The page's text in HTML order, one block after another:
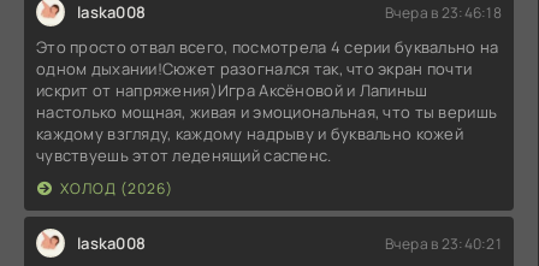
laska008 Вчера в 23:46:18
Это просто отвал всего, посмотрела 4 серии буквально на
одном дыхании!Сюжет разогнался так, что экран почти
искрит от напряжения)Игра Аксёновой и Лапиньш
настолько мощная, живая и эмоциональная, что ты веришь
каждому взгляду, каждому надрыву и буквально кожей
чувствуешь этот леденящий саспенс.
ХОЛОД (2026)
laska008 Вчера в 23:40:21